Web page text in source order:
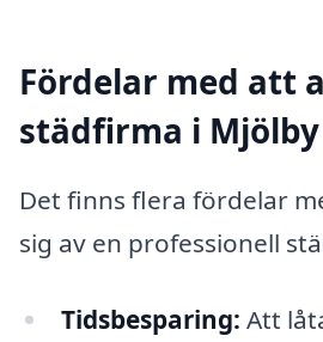
Fördelar med att
städfirma i Mjölby
Det finns flera fördelar
sig av en professionell
Tidsbesparing: Att